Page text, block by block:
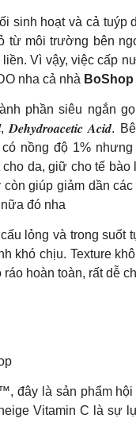
sinh hoạt và cả tuýp
từ môi trường bên
Vì vậy, việc cấp
nha cả nhà BoShop
phần siêu ngắn
𝑫𝒆𝒉𝒚𝒅𝒓𝒐𝒂𝒄𝒆𝒕𝒊𝒄
có nồng độ 1%
da, giữ cho tế bào
giúp giảm dần
đó nha
lỏng và trong
khó chịu. Texture
hoàn toàn, rất dễ
đây là sản phẩm
Vitamin C là sự